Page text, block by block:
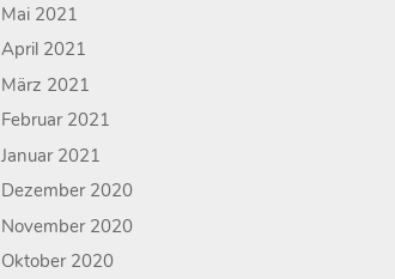
Mai 2021
April 2021
März 2021
Februar 2021
Januar 2021
Dezember 2020
November 2020
Oktober 2020